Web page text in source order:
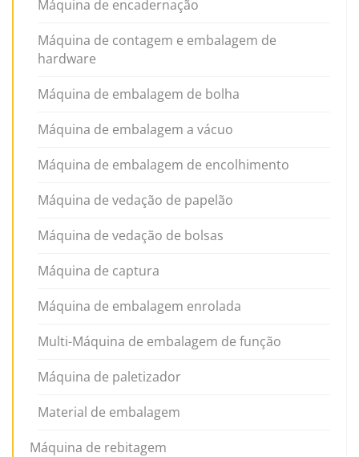
Máquina de encadernação
Máquina de contagem e embalagem de
hardware
Máquina de embalagem de bolha
Máquina de embalagem a vácuo
Máquina de embalagem de encolhimento
Máquina de vedação de papelão
Máquina de vedação de bolsas
Máquina de captura
Máquina de embalagem enrolada
Multi-Máquina de embalagem de função
Máquina de paletizador
Material de embalagem
Máquina de rebitagem